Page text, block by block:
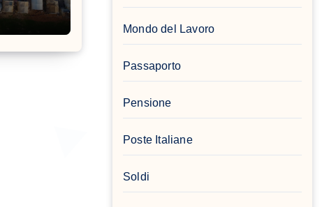
Mondo del Lavoro
Passaporto
Pensione
Poste Italiane
Soldi